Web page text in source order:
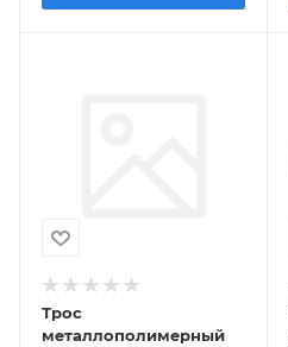
Трос
металлополимерный